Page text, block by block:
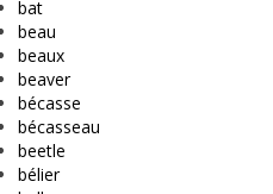
bat
beau
beaux
beaver
bécasse
bécasseau
beetle
bélier